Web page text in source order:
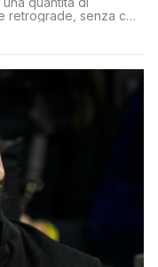
retrograde, senza che
abbia fatto notare